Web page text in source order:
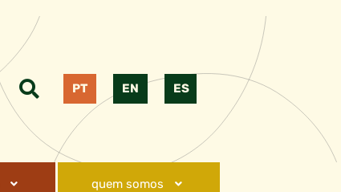
PT EN ES
quem somos